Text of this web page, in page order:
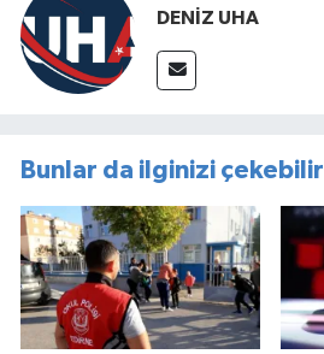
DENİZ UHA
Bunlar da ilginizi çekebilir